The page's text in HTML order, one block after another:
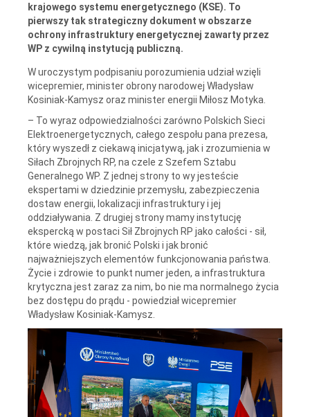
krajowego systemu energetycznego (KSE). To
pierwszy tak strategiczny dokument w obszarze
ochrony infrastruktury energetycznej zawarty przez
WP z cywilną instytucją publiczną.
W uroczystym podpisaniu porozumienia udział wzięli
wicepremier, minister obrony narodowej Władysław
Kosiniak-Kamysz oraz minister energii Miłosz Motyka.
– To wyraz odpowiedzialności zarówno Polskich Sieci
Elektroenergetycznych, całego zespołu pana prezesa,
który wyszedł z ciekawą inicjatywą, jak i zrozumienia w
Siłach Zbrojnych RP, na czele z Szefem Sztabu
Generalnego WP. Z jednej strony to wy jesteście
ekspertami w dziedzinie przemysłu, zabezpieczenia
dostaw energii, lokalizacji infrastruktury i jej
oddziaływania. Z drugiej strony mamy instytucję
ekspercką w postaci Sił Zbrojnych RP jako całości - sił,
które wiedzą, jak bronić Polski i jak bronić
najważniejszych elementów funkcjonowania państwa.
Życie i zdrowie to punkt numer jeden, a infrastruktura
krytyczna jest zaraz za nim, bo nie ma normalnego życia
bez dostępu do prądu - powiedział wicepremier
Władysław Kosiniak-Kamysz.